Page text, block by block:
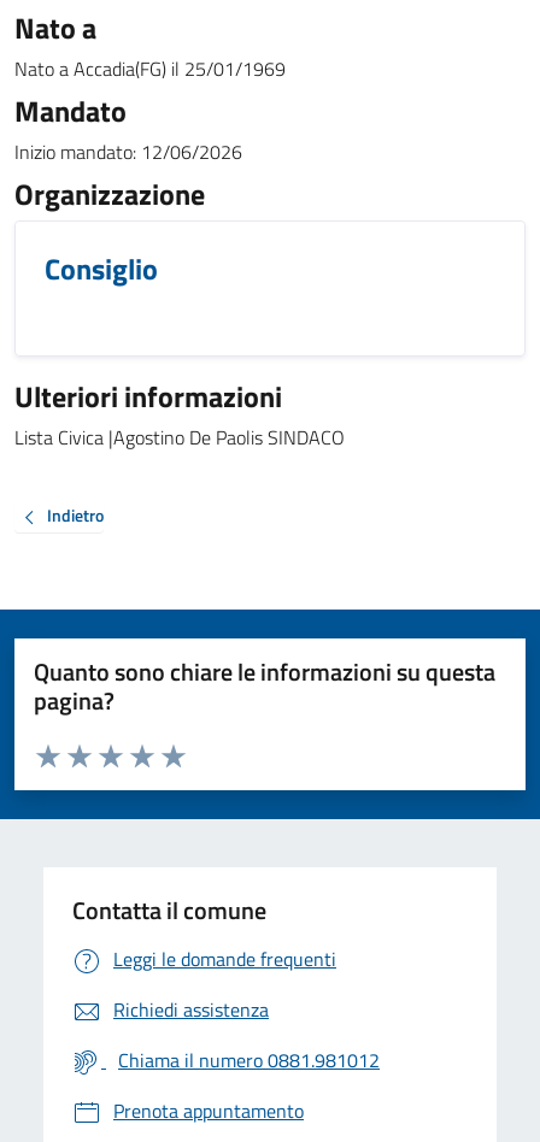
Nato a
Nato aAccadia(FG) il 25/01/1969
Mandato
Inizio mandato: 12/06/2026
Organizzazione
Consiglio
Ulteriori informazioni
Lista Civica |Agostino De Paolis SINDACO
Indietro
Quanto sono chiare le informazioni su questa
pagina?
Valuta da 1 a 5 stelle la pagina
Valuta 5 stelle su 5
Valuta 4 stelle su 5
Valuta 3 stelle su 5
Valuta 2 stelle su 5
Valuta 1 stelle su 5
Contatta il comune
Leggi le domande frequenti
Richiedi assistenza
Chiama il numero 0881.981012
Prenota appuntamento